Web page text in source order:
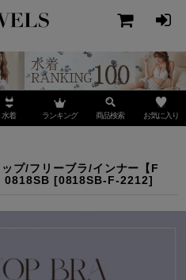
水着 ランキング 商品検索 お気に入り
プ/フリーブラ/インナー【F
0818SB [0818SB-F-2212]